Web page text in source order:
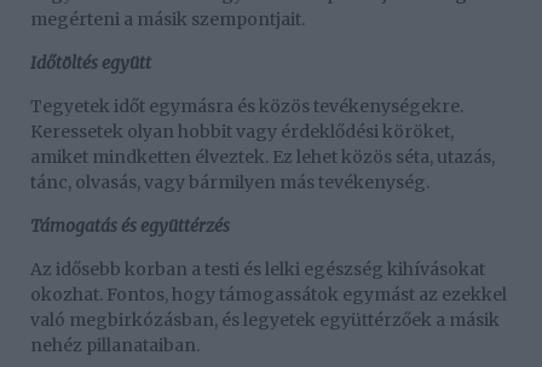
megérteni a másik szempontjait.
Időtöltés együtt
Tegyetek időt egymásra és közös tevékenységekre.
Keressetek olyan hobbit vagy érdeklődési köröket,
amiket mindketten élveztek. Ez lehet közös séta, utazás,
tánc, olvasás, vagy bármilyen más tevékenység.
Támogatás és együttérzés
Az idősebb korban a testi és lelki egészség kihívásokat
okozhat. Fontos, hogy támogassátok egymást az ezekkel
való megbirkózásban, és legyetek együttérzőek a másik
nehéz pillanataiban.